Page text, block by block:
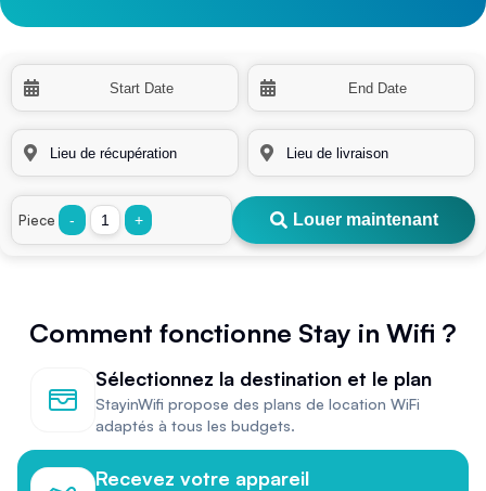
Piece - + Louer maintenant
Comment fonctionne Stay in Wifi ?
Sélectionnez la destination et le plan
StayinWifi propose des plans de location WiFi
adaptés à tous les budgets.
Recevez votre appareil